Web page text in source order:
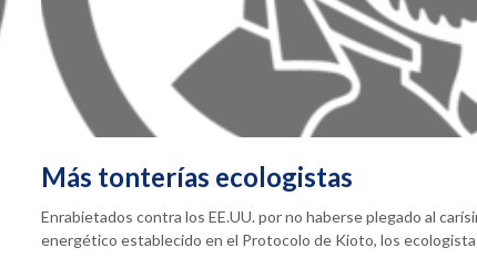
Más tonterías ecologistas
Enrabietados contra los EE.UU. por no haberse plegado al
energético establecido en el Protocolo de Kioto, los